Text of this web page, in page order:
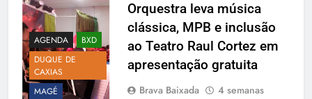
AGENDA
BXD
DUQUE DE
CAXIAS
MAGÉ
Orquestra leva música
clássica, MPB e inclusão
ao Teatro Raul Cortez em
apresentação gratuita
Brava Baixada
4 semanas